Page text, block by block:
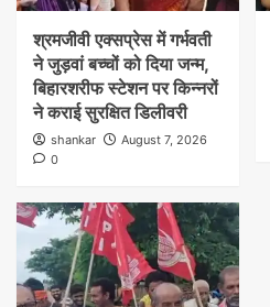
श्रमजीवी एक्सप्रेस में गर्भवती
ने जुड़वां बच्चों को दिया जन्म,
बिहारशरीफ स्टेशन पर किन्नरों
ने कराई सुरक्षित डिलीवरी
shankar
August 7, 2026
0